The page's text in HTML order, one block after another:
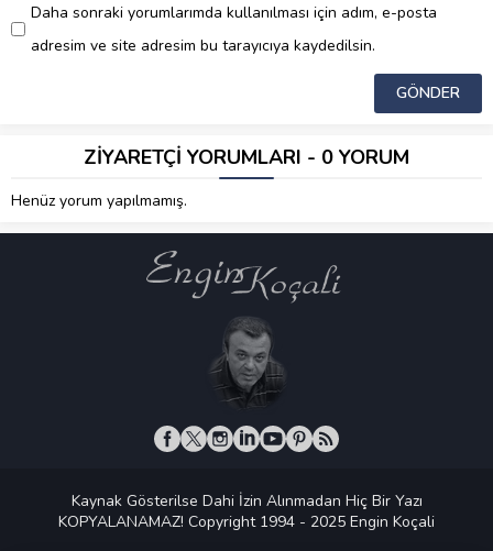
Daha sonraki yorumlarımda kullanılması için adım, e-posta
adresim ve site adresim bu tarayıcıya kaydedilsin.
ZİYARETÇİ YORUMLARI - 0 YORUM
Henüz yorum yapılmamış.
Kaynak Gösterilse Dahi İzin Alınmadan Hiç Bir Yazı
KOPYALANAMAZ! Copyright 1994 - 2025 Engin Koçali